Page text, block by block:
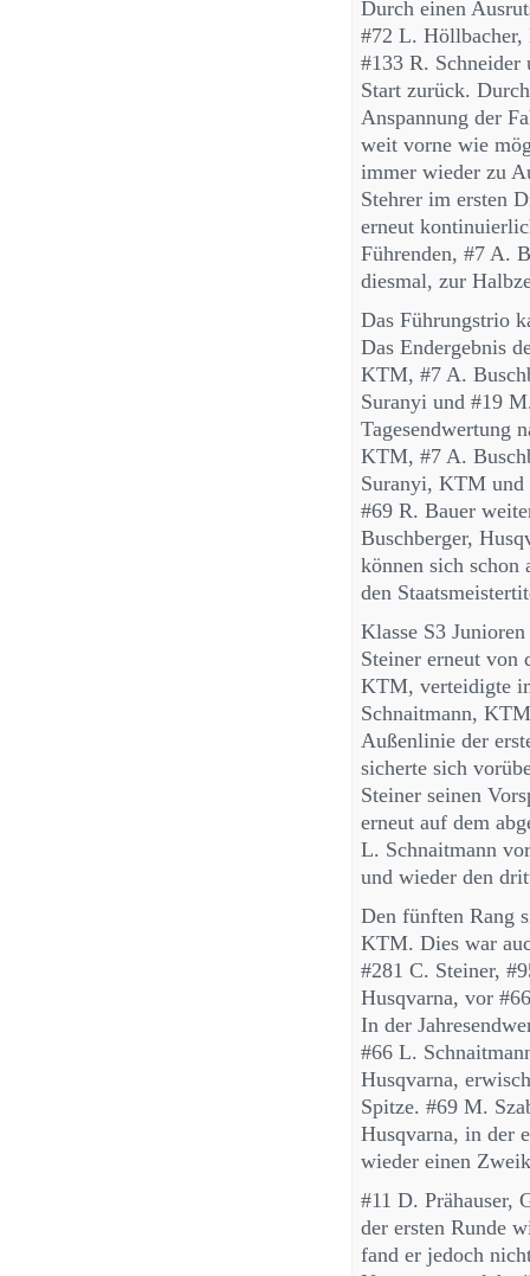
Durch einen
#72 L.
#133 R.
Start zurück.
Anspannung der
weit vorne wie
immer wieder zu
Stehrer im ersten
erneut
Führenden, #7 A.
diesmal, zur
Das Führungstrio
Das Endergebnis
KTM, #7 A.
Suranyi und #19
Tagesendwertung
KTM, #7 A.
Suranyi, KTM und
#69 R. Bauer
Buschberger,
können sich
den
Klasse S3
Steiner erneut von
KTM, verteidigte
Schnaitmann,
Außenlinie der
sicherte sich
Steiner seinen
erneut auf dem
L. Schnaitmann
und wieder den
Den fünften Rang
KTM. Dies war
#281 C. Steiner,
Husqvarna, vor
In der
#66 L.
Husqvarna,
Spitze. #69 M.
Husqvarna, in der
wieder einen
#11 D. Prähauser,
der ersten Runde
fand er jedoch